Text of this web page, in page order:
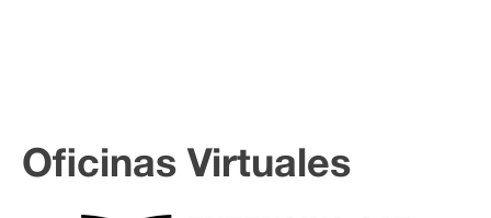
Oficinas Virtuales